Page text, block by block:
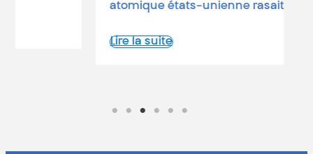
atomique états-unienne rasait…